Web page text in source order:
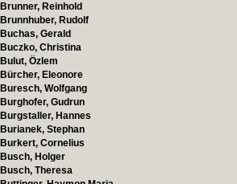
Brunner, Reinhold
Brunnhuber, Rudolf
Buchas, Gerald
Buczko, Christina
Bulut, Özlem
Bürcher, Eleonore
Buresch, Wolfgang
Burghofer, Gudrun
Burgstaller, Hannes
Burianek, Stephan
Burkert, Cornelius
Busch, Holger
Busch, Theresa